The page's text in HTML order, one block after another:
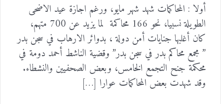
أولا : المحاكمات شهد شهر مايو، ورغم اجازة عيد الاضحى
الطويلة نسبيا، نحو 166 محاكمة لما يزيد عن 700 متهم،
كان أغلبها جنايات أمن دولة ، بدوائر الارهاب في سجن بدر
” مجمع محاكم بدر في سجن بدر” وقضية الناشط أحمد دومة في
محكمة جنح التجمع الخامس، وبعض الصحفيين والنشطاء.
وقد شهدت بعض المحاكمات عوارا […]